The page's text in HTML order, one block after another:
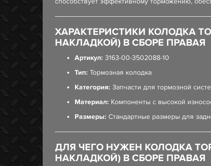
ХАРАКТЕРИСТИКИ КОЛОДКА
НАКЛАДКОЙ) В СБОРЕ ПРАВАЯ
Артикул: 3163-00-3502088-10
Тип: Тормозная колодка
Категория: Запчасти для тормозной
Материал: Компоненты с высокой
Размеры: Стандартные размеры для
ДЛЯ ЧЕГО НУЖЕН КОЛОДКА
НАКЛАДКОЙ) В СБОРЕ ПРАВАЯ